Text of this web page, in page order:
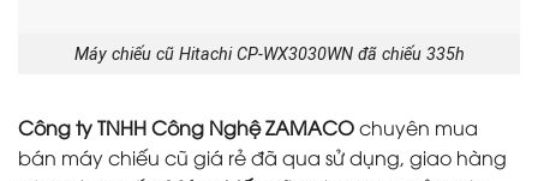
Máy chiếu cũ Hitachi CP-WX3030WN đã chiếu 335h
Công ty TNHH Công Nghệ ZAMACOchuyên mua
bán máy chiếu cũ giá rẻ đã qua sử dụng, giao hàng